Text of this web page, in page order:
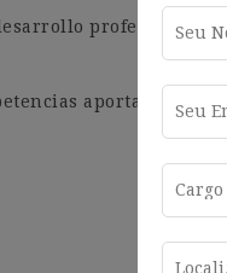
profesional.
aportadas y